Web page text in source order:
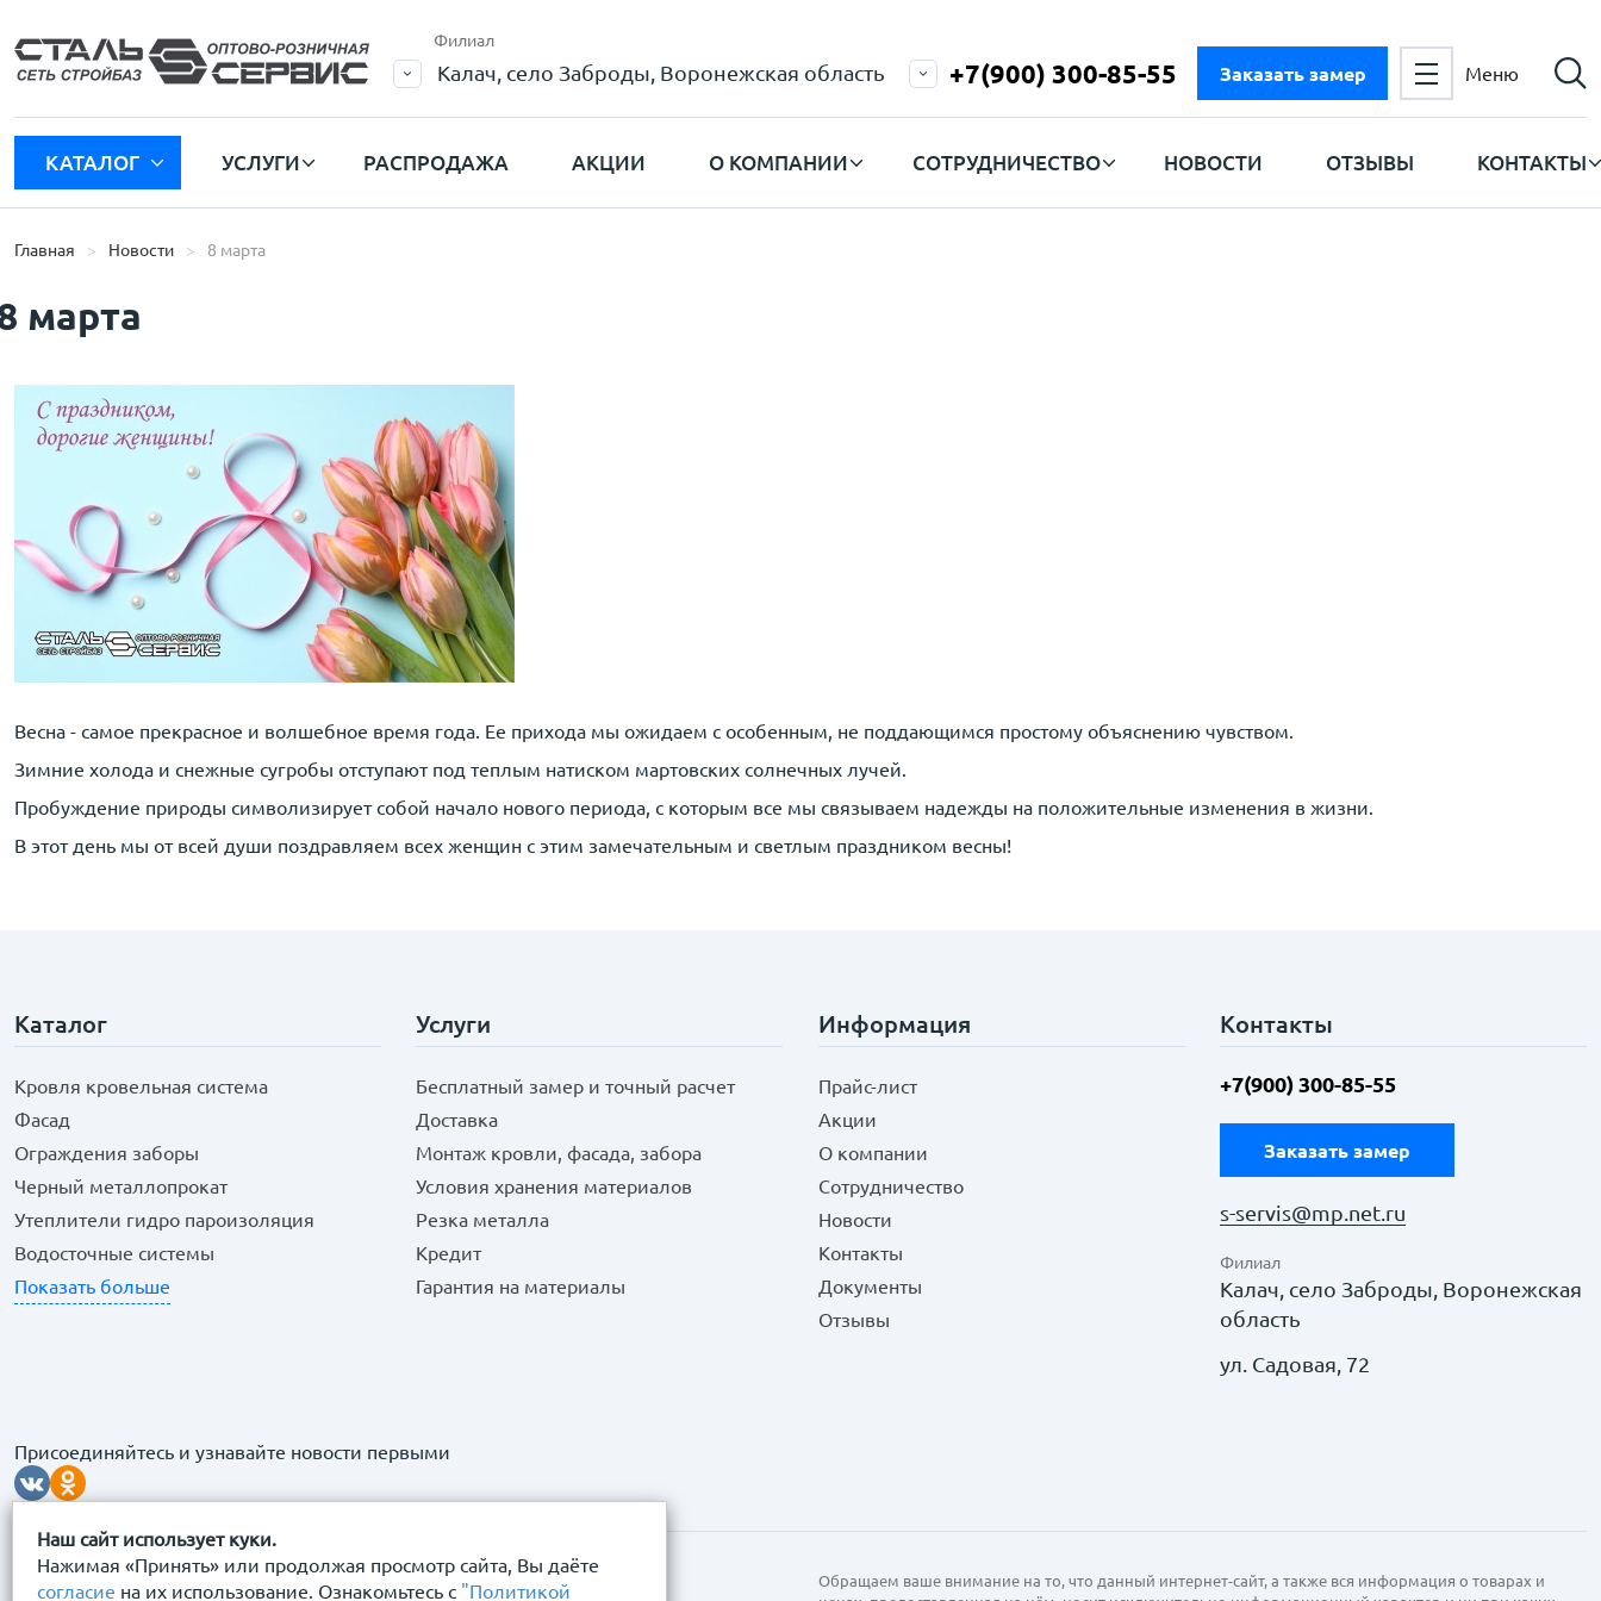
Наш сайт использует куки.
Нажимая «Принять» или продолжая просмотр сайта, Вы даёте
согласие на их использование. Ознакомьтесь с "Политикой
Филиал
Калач, село Заброды, Воронежская область +7(900) 300-85-55 Заказать замер Меню
КАТАЛОГ УСЛУГИ РАСПРОДАЖА АКЦИИ О КОМПАНИИ СОТРУДНИЧЕСТВО НОВОСТИ ОТЗЫВЫ КОНТАКТЫ
Главная Новости 8 марта
марта
Весна - самое прекрасное и волшебное время года. Ее прихода мы ожидаем с особенным, не поддающимся простому объяснению чувством.
Зимние холода и снежные сугробы отступают под теплым натиском мартовских солнечных лучей.
Пробуждение природы символизирует собой начало нового периода, с которым все мы связываем надежды на положительные изменения в жизни.
В этот день мы от всей души поздравляем всех женщин с этим замечательным и светлым праздником весны!
Каталог
Кровля кровельная система
Фасад
Ограждения заборы
Черный металлопрокат
Утеплители гидро пароизоляция
Водосточные системы
Показать больше
Услуги
Бесплатный замер и точный расчет
Доставка
Монтаж кровли, фасада, забора
Условия хранения материалов
Резка металла
Кредит
Гарантия на материалы
Информация
Прайс-лист
Акции
О компании
Сотрудничество
Новости
Контакты
Документы
Отзывы
Контакты
+7(900) 300-85-55
Заказать замер
s-servis@mp.net.ru
Филиал
Калач, село Заброды, Воронежская
область
ул. Садовая, 72
Присоединяйтесь и узнавайте новости первыми
Обращаем ваше внимание на то, что данный интернет-сайт, а также вся информация о товарах и